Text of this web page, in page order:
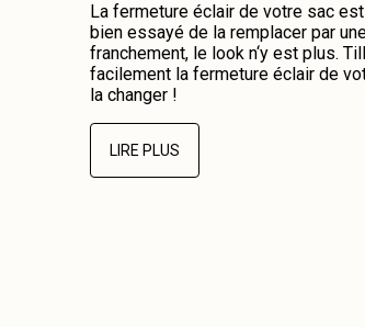
La fermeture éclair de votre sac
bien essayé de la remplacer par
franchement, le look n‘y est plus.
facilement la fermeture éclair de
la changer !
LIRE PLUS